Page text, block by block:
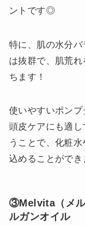
ントです◎
特に、肌の水分
は抜群で、肌荒
ちます！
使いやすいポンプ
頭皮ケアにも適
うことで、化粧
込めることがで
③Melvita（メル
ルガンオイル